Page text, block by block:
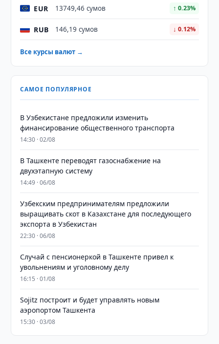
EUR 13749,46 сумов ↑ 0.23%
RUB 146,19 сумов ↓ 0.12%
Все курсы валют →
САМОЕ ПОПУЛЯРНОЕ
В Узбекистане предложили изменить
финансирование общественного транспорта
14:30 · 02/08
В Ташкенте переводят газоснабжение на
двухэтапную систему
14:49 · 06/08
Узбекским предпринимателям предложили
выращивать скот в Казахстане для последующего
экспорта в Узбекистан
22:30 · 06/08
Случай с пенсионеркой в Ташкенте привел к
увольнениям и уголовному делу
16:15 · 01/08
Sojitz построит и будет управлять новым
аэропортом Ташкента
15:30 · 03/08